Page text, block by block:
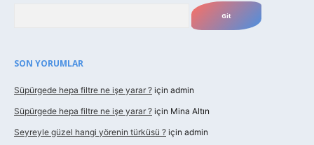
SON YORUMLAR
Süpürgede hepa filtre ne işe yarar ? için admin
Süpürgede hepa filtre ne işe yarar ? için Mina Altın
Seyreyle güzel hangi yörenin türküsü ? için admin